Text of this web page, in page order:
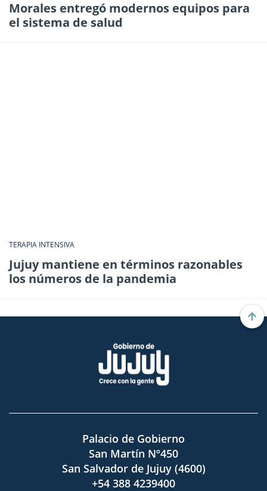
Morales entregó modernos equipos para
el sistema de salud
TERAPIA INTENSIVA
Jujuy mantiene en términos razonables
los números de la pandemia
Palacio de Gobierno
San Martín Nº450
San Salvador de Jujuy (4600)
+54 388 4239400